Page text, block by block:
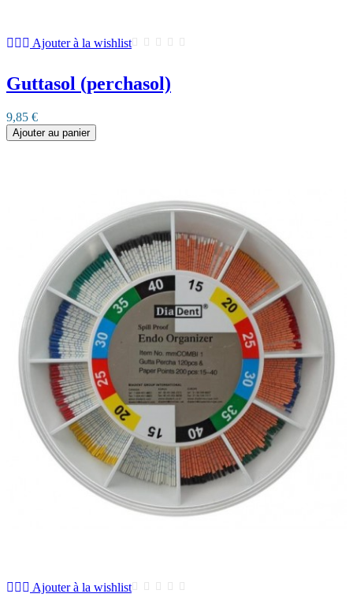
Ajouter à la wishlist
Guttasol (perchasol)
9,85 €
Ajouter au panier
Ajouter à la wishlist